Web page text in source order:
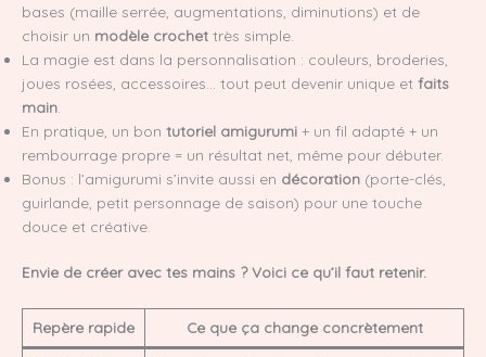
bases (maille serrée, augmentations, diminutions) et de
choisir un modèle crochet très simple.
La magie est dans la personnalisation : couleurs, broderies,
joues rosées, accessoires… tout peut devenir unique et faits
main
En pratique, un bon tutoriel amigurumi + un fil adapté + un
rembourrage propre = un résultat net, même pour débuter.
Bonus : l’amigurumi s’invite aussi en décoration (porte-clés,
guirlande, petit personnage de saison) pour une touche
douce et créative.
Envie de créer avec tes mains ? Voici ce qu’il faut retenir.
Repère rapide Ce que ça change concrètement